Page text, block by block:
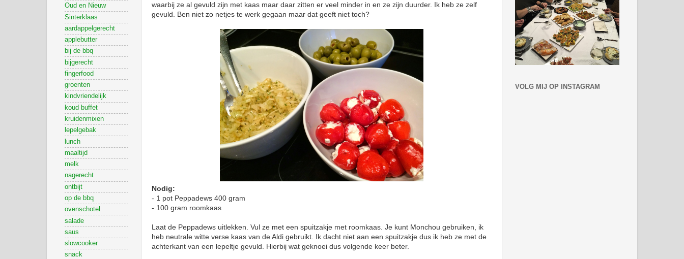
waarbij ze al gevuld zijn met kaas maar daar zitten er veel minder in en ze zijn duurder. Ik heb ze zelf
gevuld. Ben niet zo netjes te werk gegaan maar dat geeft niet toch?
Nodig:
- 1 pot Peppadews 400 gram
- 100 gram roomkaas
Laat de Peppadews uitlekken. Vul ze met een spuitzakje met roomkaas. Je kunt Monchou gebruiken, ik
heb neutrale witte verse kaas van de Aldi gebruikt. Ik dacht niet aan een spuitzakje dus ik heb ze met de
achterkant van een lepeltje gevuld. Hierbij wat geknoei dus volgende keer beter.
Oud en Nieuw
Sinterklaas
aardappelgerecht
applebutter
bij de bbq
bijgerecht
fingerfood
groenten
kindvriendelijk
koud buffet
kruidenmixen
lepelgebak
lunch
maaltijd
melk
nagerecht
ontbijt
op de bbq
ovenschotel
salade
saus
slowcooker
snack
VOLG MIJ OP INSTAGRAM